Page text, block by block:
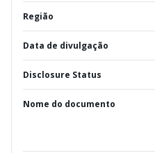
Região
Data de divulgação
Disclosure Status
Nome do documento